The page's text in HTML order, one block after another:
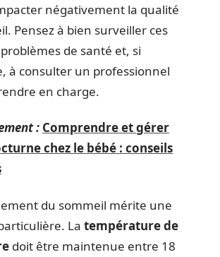
négativement la qualité
Pensez à bien surveiller ces
de santé et, si
à consulter un professionnel
en charge.
: Comprendre et gérer
chez le bébé : conseils
du sommeil mérite une
La température de
doit être maintenue entre 18